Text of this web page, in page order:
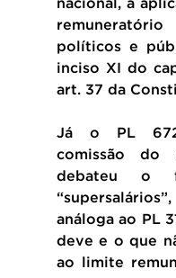
nacional, a
políticos e
inciso XI do
art. 37 da
Já o PL
comissão do
debateu o
análoga ao PL
deve e o que
ao limite